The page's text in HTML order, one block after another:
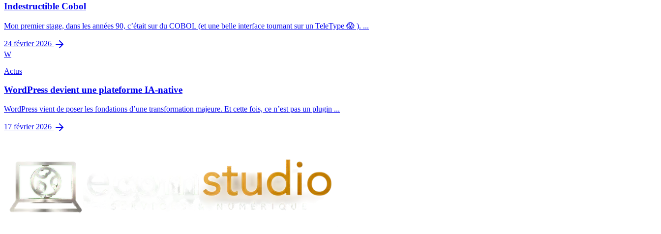
Indestructible Cobol
Mon premier stage, dans les années 90, c’était sur du COBOL (et une belle interface tournant sur un TeleType 😱 ). ...
24 février 2026
W
Actus
WordPress devient une plateforme IA-native
WordPress vient de poser les fondations d’une transformation majeure. Et cette fois, ce n’est pas un plugin ...
17 février 2026